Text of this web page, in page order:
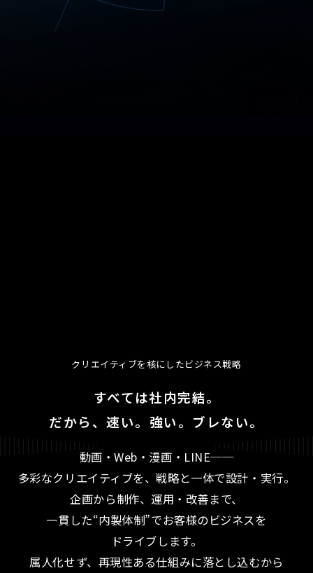
クリエイティブを核にしたビジネス戦略
すべては社内完結。
だから、速い。強い。ブレない。
動画・Web・漫画・LINE──
多彩なクリエイティブを、戦略と一体で設計・実行。
企画から制作、運用・改善まで、
一貫した“内製体制”でお客様のビジネスを
ドライブします。
属人化せず、再現性ある仕組みに落とし込むから